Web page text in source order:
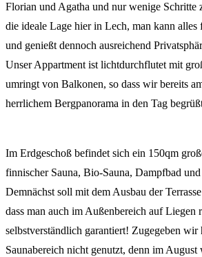
Florian und Agatha und nur wenige Schritte
die ideale Lage hier in Lech, man kann alles
und genießt dennoch ausreichend
Unser Appartment ist lichtdurchflutet mit
umringt von Balkonen, so dass wir bereits
herrlichem Bergpanorama in den Tag
Im Erdgeschoß befindet sich ein 150qm
finnischer Sauna, Bio-Sauna, Dampfbad
Demnächst soll mit dem Ausbau der
dass man auch im Außenbereich auf Liegen
selbstverständlich garantiert! Zugegeben wir
Saunabereich nicht genutzt, denn im